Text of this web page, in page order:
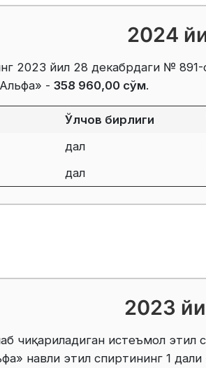
2024
2023 йил 28 декабрдаги № 891-
- 358 960,00 сўм.
Ўлчов бирлиги
дал
дал
2023
чиқариладиган истеъмол этил
навли этил спиртининг 1 дали